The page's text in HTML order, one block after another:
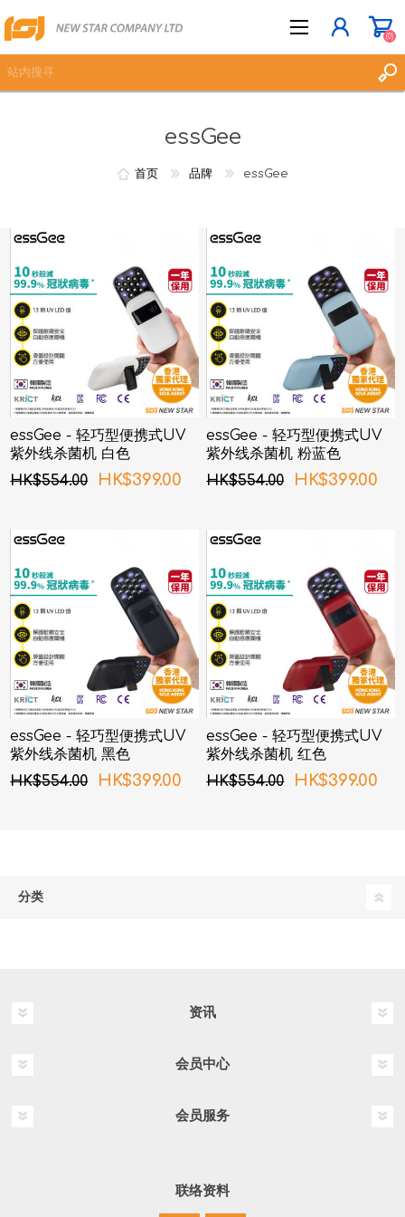
(0)
essGee
首页 品牌 essGee
essGee - 轻巧型便携式UV
紫外线杀菌机 白色
HK$554.00
HK$399.00
essGee - 轻巧型便携式UV
紫外线杀菌机 粉蓝色
HK$554.00
HK$399.00
essGee - 轻巧型便携式UV
紫外线杀菌机 黑色
HK$554.00
HK$399.00
essGee - 轻巧型便携式UV
紫外线杀菌机 红色
HK$554.00
HK$399.00
分类
资讯
会员中心
会员服务
联络资料